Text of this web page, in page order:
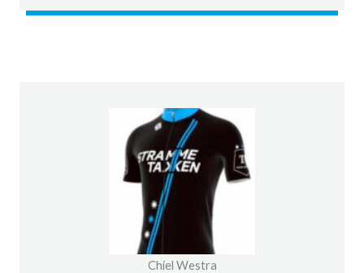
Chiel Westra